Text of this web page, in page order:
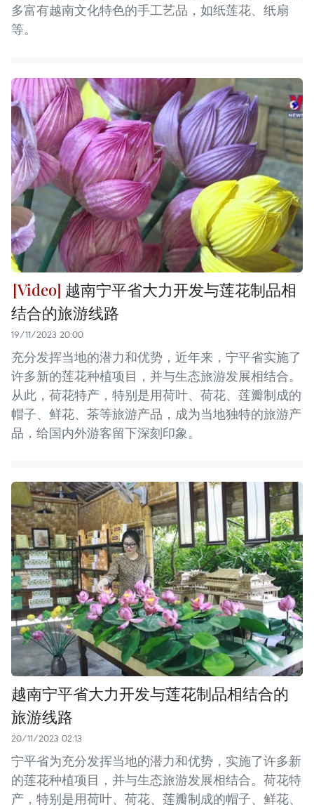
多富有越南文化特色的手工艺品，如纸莲花、纸扇
等。
越南宁平省大力开发与莲花制品相
结合的旅游线路
19/11/2023 20:00
充分发挥当地的潜力和优势，近年来，宁平省实施了
许多新的莲花种植项目，并与生态旅游发展相结合。
从此，荷花特产，特别是用荷叶、荷花、莲瓣制成的
帽子、鲜花、茶等旅游产品，成为当地独特的旅游产
品，给国内外游客留下深刻印象。
越南宁平省大力开发与莲花制品相结合的
旅游线路
20/11/2023 02:13
宁平省为充分发挥当地的潜力和优势，实施了许多新
的莲花种植项目，并与生态旅游发展相结合。荷花特
产，特别是用荷叶、荷花、莲瓣制成的帽子、鲜花、